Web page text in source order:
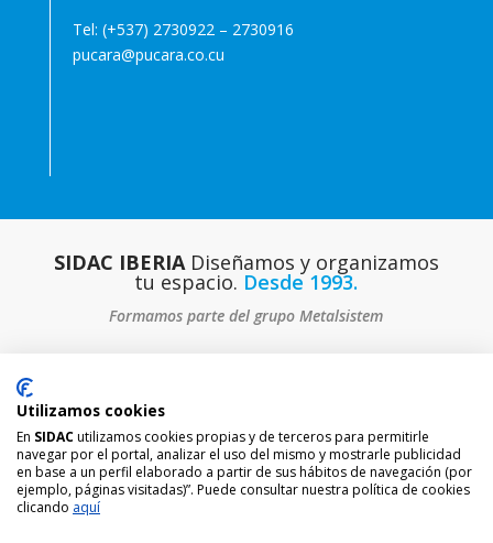
Tel: (+537) 2730922 – 2730916
pucara@pucara.co.cu
SIDAC IBERIADiseñamos y organizamos
tu espacio. Desde 1993.
Formamos parte del grupo Metalsistem
SIDAC IBERIA S.A. © 2023 All Rights Reserved
Utilizamos cookies
En SIDACutilizamos cookies propias y de terceros para permitirle
navegar por el portal, analizar el uso del mismo y mostrarle publicidad
en base a un perfil elaborado a partir de sus hábitos de navegación (por
ejemplo, páginas visitadas)”. Puede consultar nuestra política de cookies
clicando aquí